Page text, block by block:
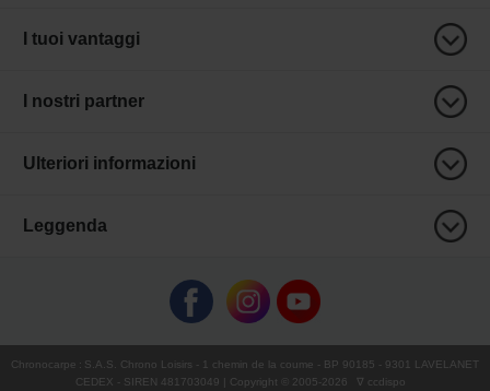
I tuoi vantaggi
I nostri partner
Ulteriori informazioni
Leggenda
Chronocarpe : S.A.S. Chrono Loisirs - 1 chemin de la coume - BP 90185 - 9301 LAVELANET
CEDEX - SIREN 481703049 | Copyright © 2005-2026 ∇ ccdispo